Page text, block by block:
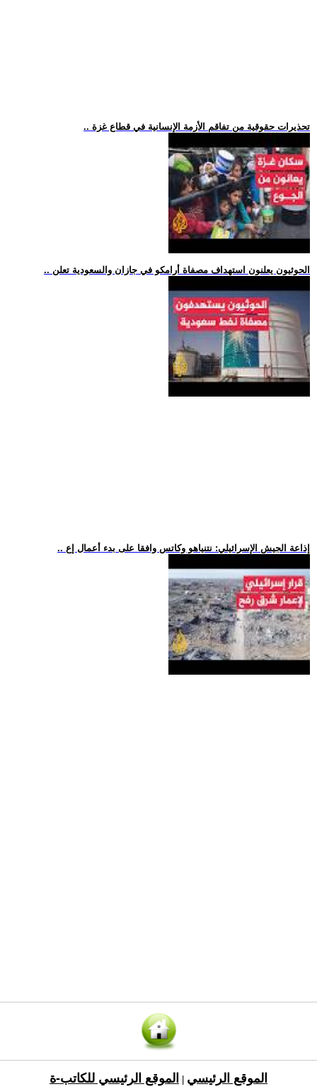
.. تحذيرات حقوقية من تفاقم الأزمة الإنسانية في قطاع غزة
.. الحوثيون يعلنون استهداف مصفاة أرامكو في جازان والسعودية تعلن
.. إذاعة الجيش الإسرائيلي: نتنياهو وكاتس وافقا على بدء أعمال إع
الموقع الرئيسي الموقع الرئيسي للكاتب-ة